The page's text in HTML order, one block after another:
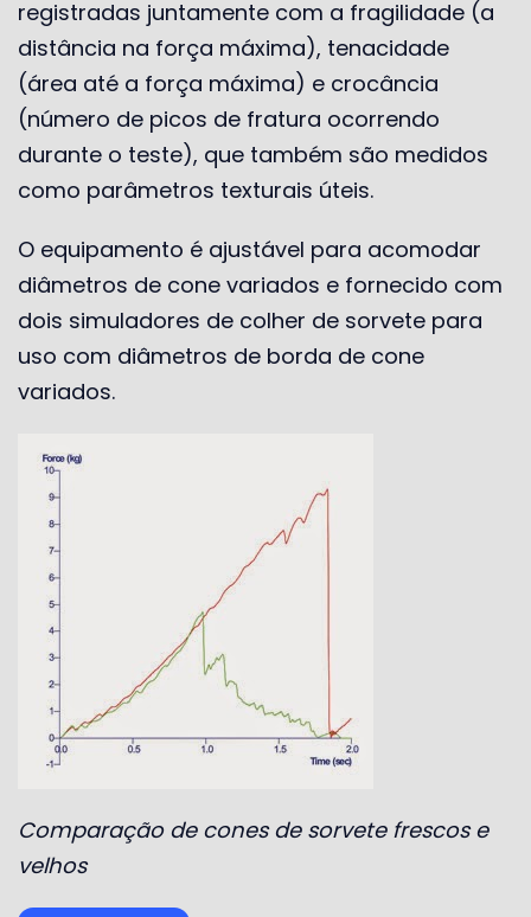
registradas juntamente com a fragilidade (a
distância na força máxima), tenacidade
(área até a força máxima) e crocância
(número de picos de fratura ocorrendo
durante o teste), que também são medidos
como parâmetros texturais úteis.
O equipamento é ajustável para acomodar
diâmetros de cone variados e fornecido com
dois simuladores de colher de sorvete para
uso com diâmetros de borda de cone
variados.
Comparação de cones de sorvete frescos e
velhos